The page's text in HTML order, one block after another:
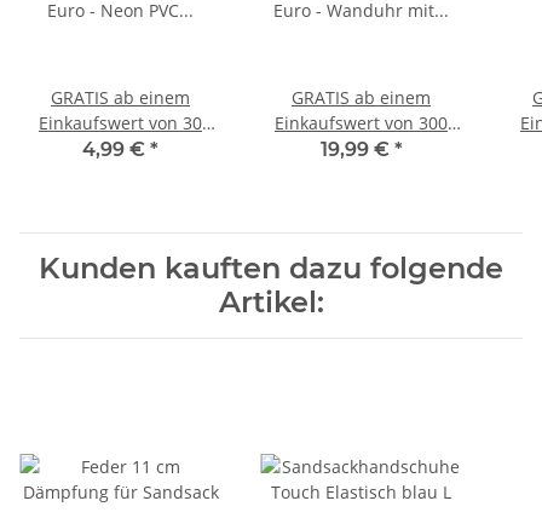
GRATIS ab einem
Einkaufswert von 30
Euro - Neon PVC
4,99 € *
GRATIS ab einem
Einkaufswert von 300
Euro - Wanduhr mit
19,99 € *
Kunden kauften dazu folgende
Artikel: